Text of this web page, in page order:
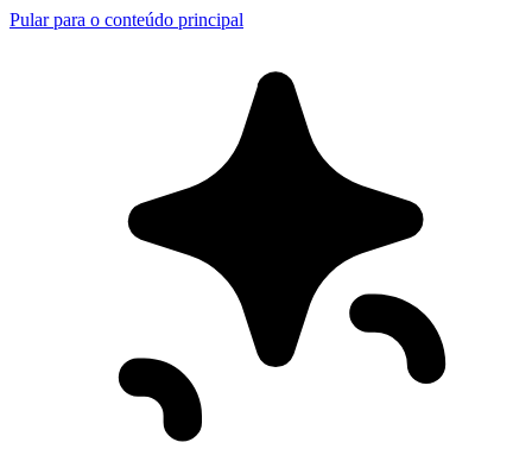
Pular para o conteúdo principal